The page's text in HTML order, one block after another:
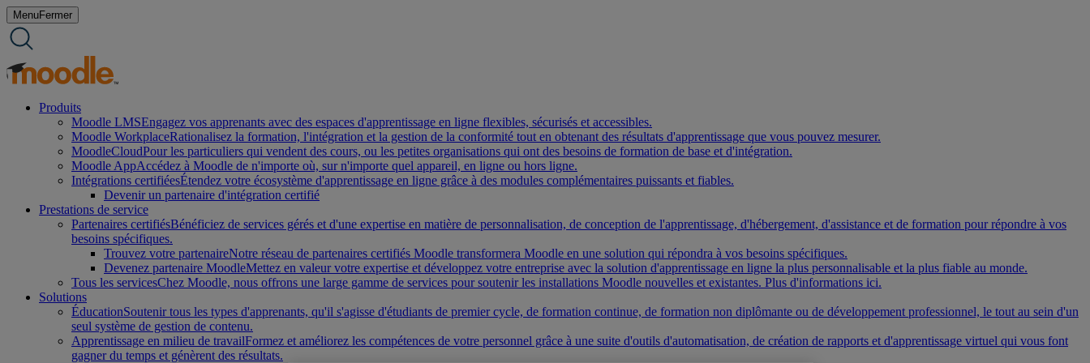
Aller
au
contenu
MenuFermer
Produits
Moodle LMSEngagez vos apprenants avec des espaces d'apprentissage en ligne flexibles, sécurisés et accessibles.
Moodle WorkplaceRationalisez la formation, l'intégration et la gestion de la conformité tout en obtenant des résultats d'apprentissage que vous pouvez mesurer.
MoodleCloudPour les particuliers qui vendent des cours, ou les petites organisations qui ont des besoins de formation de base et d'intégration.
Moodle AppAccédez à Moodle de n'importe où, sur n'importe quel appareil, en ligne ou hors ligne.
Intégrations certifiéesÉtendez votre écosystème d'apprentissage en ligne grâce à des modules complémentaires puissants et fiables.
Devenir un partenaire d'intégration certifié
Prestations de service
Partenaires certifiésBénéficiez de services gérés et d'une expertise en matière de personnalisation, de conception de l'apprentissage, d'hébergement, d'assistance et de formation pour répondre à vos
besoins spécifiques.
Trouvez votre partenaireNotre réseau de partenaires certifiés Moodle transformera Moodle en une solution qui répondra à vos besoins spécifiques.
Devenez partenaire MoodleMettez en valeur votre expertise et développez votre entreprise avec la solution d'apprentissage en ligne la plus personnalisable et la plus fiable au monde.
Tous les servicesChez Moodle, nous offrons une large gamme de services pour soutenir les installations Moodle nouvelles et existantes. Plus d'informations ici.
Solutions
ÉducationSoutenir tous les types d'apprenants, qu'il s'agisse d'étudiants de premier cycle, de formation continue, de formation non diplômante ou de développement professionnel, le tout au sein d'un
seul système de gestion de contenu.
Apprentissage en milieu de travailFormez et améliorez les compétences de votre personnel grâce à une suite d'outils d'automatisation, de création de rapports et d'apprentissage virtuel qui vous font
gagner du temps et génèrent des résultats.